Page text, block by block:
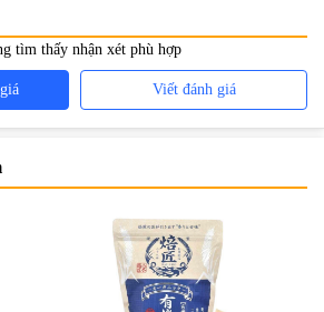
tìm thấy nhận xét phù hợp
Viết đánh giá